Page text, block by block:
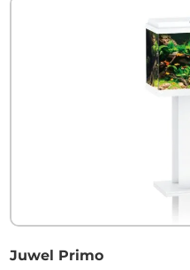
Juwel Primo